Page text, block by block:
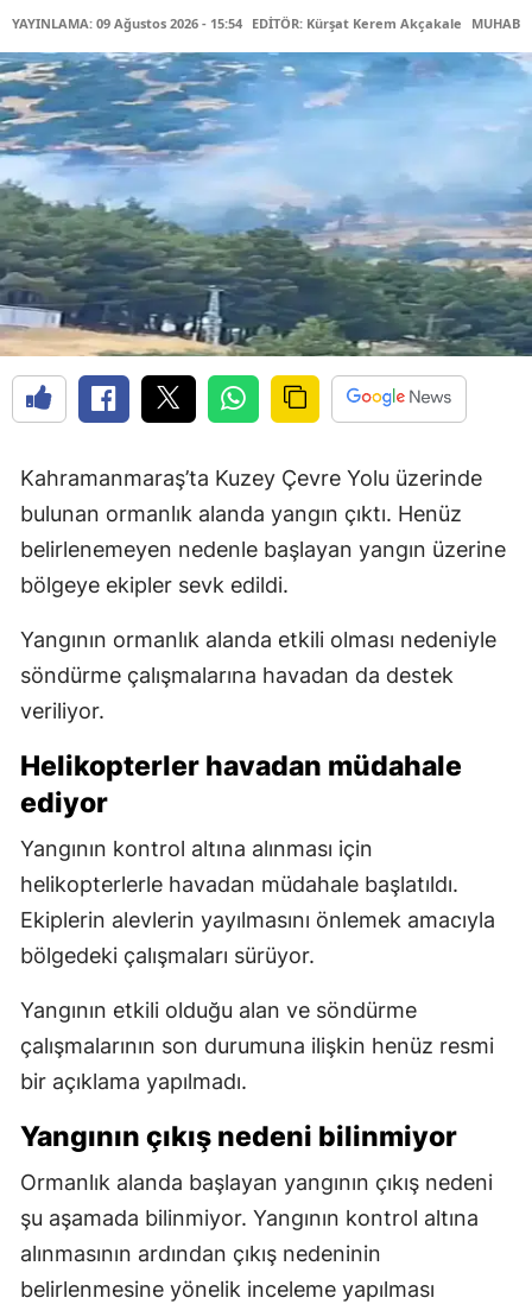
YAYINLAMA: 09 Ağustos 2026 - 15:54 EDİTÖR: Kürşat Kerem Akçakale
Kahramanmaraş’ta Kuzey Çevre Yolu üzerinde
bulunan ormanlık alanda yangın çıktı. Henüz
belirlenemeyen nedenle başlayan yangın üzerine
bölgeye ekipler sevk edildi.
Yangının ormanlık alanda etkili olması nedeniyle
söndürme çalışmalarına havadan da destek
veriliyor.
Helikopterler havadan müdahale
ediyor
Yangının kontrol altına alınması için
helikopterlerle havadan müdahale başlatıldı.
Ekiplerin alevlerin yayılmasını önlemek amacıyla
bölgedeki çalışmaları sürüyor.
Yangının etkili olduğu alan ve söndürme
çalışmalarının son durumuna ilişkin henüz resmi
bir açıklama yapılmadı.
Yangının çıkış nedeni bilinmiyor
Ormanlık alanda başlayan yangının çıkış nedeni
şu aşamada bilinmiyor. Yangının kontrol altına
alınmasının ardından çıkış nedeninin
belirlenmesine yönelik inceleme yapılması